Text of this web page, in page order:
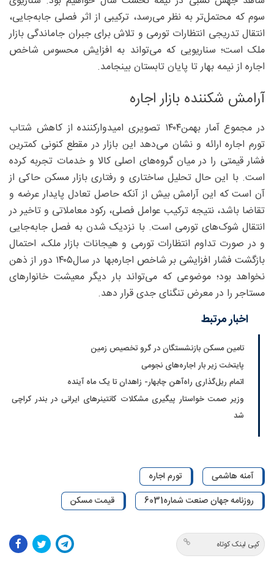
سوم که محتمل‌تر به نظر می‌رسد، ترکیبی از اثر فصلی جابه‌جایی،
انتقال تدریجی انتظارات تورمی و تلاش برای جبران جاماندگی بازار
ملک است؛ سناریویی که می‌تواند به افزایش محسوس شاخص
اجاره از نیمه بهار تا پایان تابستان بینجامد.
آرامش شکننده بازار اجاره
در مجموع آمار بهمن۱۴۰۴ تصویری امیدوارکننده از کاهش شتاب
تورم اجاره ارائه و نشان می‌دهد این بازار در مقطع کنونی کمترین
فشار قیمتی را در میان گروه‌های اصلی کالا و خدمات تجربه کرده
است. با این حال تحلیل ساختاری و رفتاری بازار مسکن حاکی از
آن است که این آرامش بیش از آنکه حاصل تعادل پایدار عرضه و
تقاضا باشد، نتیجه ترکیب عوامل فصلی، رکود معاملاتی و تاخیر در
انتقال شوک‌های تورمی است. با نزدیک شدن به فصل جابه‌جایی
و در صورت تداوم انتظارات تورمی و هیجانات بازار ملک، احتمال
بازگشت فشار افزایشی بر شاخص اجاره‌بها در سال‌۱۴۰۵ دور از ذهن
نخواهد بود؛ موضوعی که می‌تواند بار دیگر معیشت خانوارهای
مستاجر را در معرض تنگنای جدی قرار دهد.
اخبار مرتبط
تامین مسکن بازنشستگان در گرو تخصیص زمین
پایتخت زیر بار اجاره‌های نجومی
اتمام ریل‌‌گذاری راه‌آهن چابهار- زاهدان تا یک ماه آینده
وزیر صمت خواستار پیگیری مشکلات کانتینرهای ایرانی در بندر کراچی
شد
آمنه هاشمی
تورم اجاره
روزنامه جهان صنعت شماره6031
قیمت مسکن
کپی لینک کوتاه